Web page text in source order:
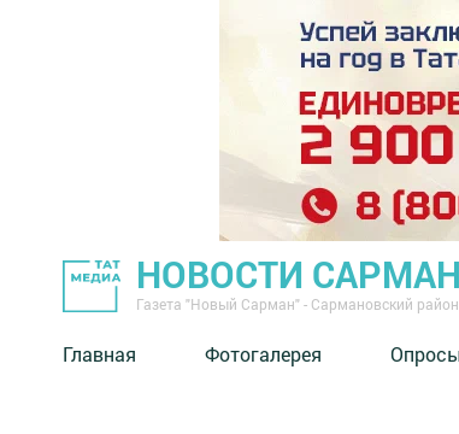
НОВОСТИ
Газета "Новый Сарман" - Сармановский район
Главная Фотогалерея